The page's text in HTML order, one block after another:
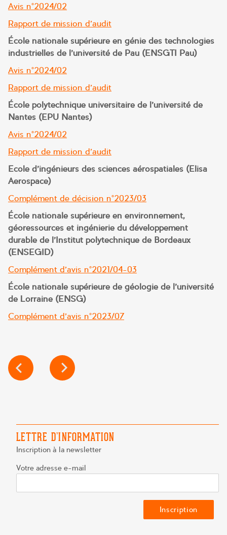
Avis n°2024/02
Rapport de mission d’audit
École nationale supérieure en génie des technologies
industrielles de l’université de Pau (ENSGTI Pau)
Avis n°2024/02
Rapport de mission d’audit
École polytechnique universitaire de l’université de
Nantes (EPU Nantes)
Avis n°2024/02
Rapport de mission d’audit
Ecole d’ingénieurs des sciences aérospatiales (Elisa
Aerospace)
Complément de décision n°2023/03
École nationale supérieure en environnement,
géoressources et ingénierie du développement
durable de l’Institut polytechnique de Bordeaux
(ENSEGID)
Complément d’avis n°2021/04-03
École nationale supérieure de géologie de l’université
de Lorraine (ENSG)
Complément d’avis n°2023/07
NAVIGATION
DE
LETTRE D’INFORMATION
Inscription à la newsletter
Votre adresse e-mail